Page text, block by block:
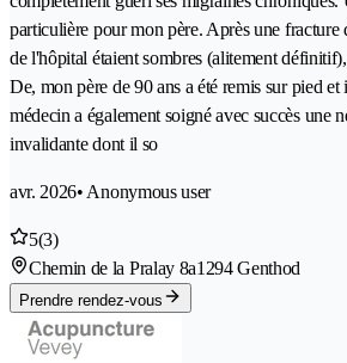
particulière pour mon père. Après une fracture
de l'hôpital étaient sombres (alitement
De, mon père de 90 ans a été remis sur pied
médecin a également soigné avec succès une
invalidante dont il so
avr. 2026• Anonymous user
5(3)
Chemin de la Pralay 8a1294 Genthod
Prendre rendez-vous